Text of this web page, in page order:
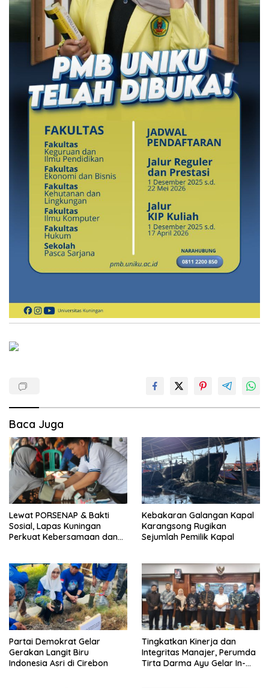
Baca Juga
Lewat PORSENAP & Bakti
Sosial, Lapas Kuningan
Perkuat Kebersamaan dan
Kebakaran Galangan Kapal
Karangsong Rugikan
Sejumlah Pemilik Kapal
Partai Demokrat Gelar
Gerakan Langit Biru
Indonesia Asri di Cirebon
‎Tingkatkan Kinerja dan
Integritas Manajer, Perumda
Tirta Darma Ayu Gelar In-